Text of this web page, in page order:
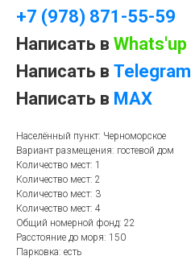
+7 (978) 871-55-59
Написать в Whats'up
Написать в Telegram
Написать в MAX
Населённый пункт: Черноморское
Вариант размещения: гостевой дом
Количество мест: 1
Количество мест: 2
Количество мест: 3
Количество мест: 4
Общий номерной фонд: 22
Расстояние до моря: 150
Парковка: есть